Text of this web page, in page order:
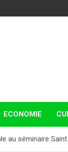
ECONOMIE
au séminaire